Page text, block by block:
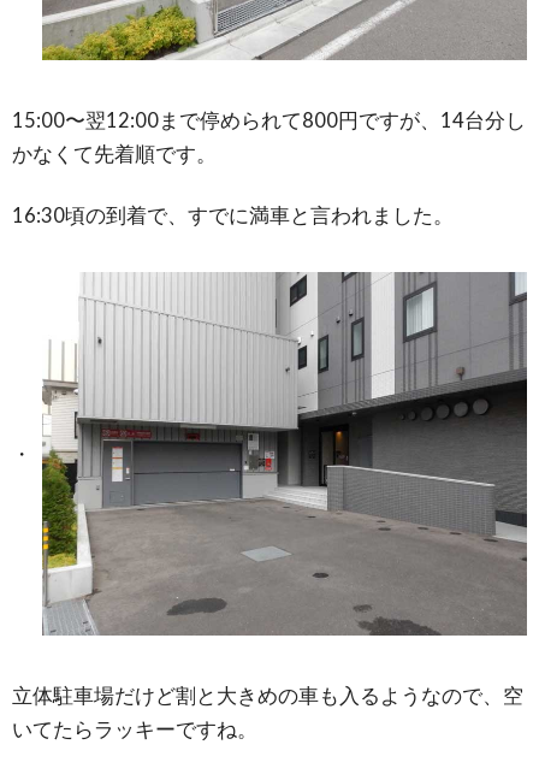
15:00〜翌12:00まで停められて800円ですが、14台分し
かなくて先着順です。
16:30頃の到着で、すでに満車と言われました。
立体駐車場だけど割と大きめの車も入るようなので、空
いてたらラッキーですね。